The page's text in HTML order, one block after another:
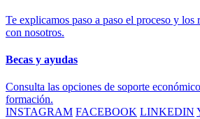
Te explicamos paso a paso el proceso y los
con nosotros.
Becas y ayudas
Consulta las opciones de soporte
formación.
INSTAGRAM FACEBOOK LINKEDIN